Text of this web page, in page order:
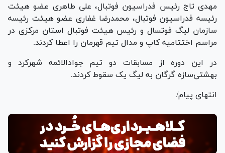
مهدی تاج رئیس فدراسیون فوتبال، علی طاهری عضو هیئت
رئیسه فدراسیون فوتبال، محمدرضا غفاری عضو هیئت رئیسه
سازمان لیگ فوتسال و رئیس هیئت فوتبال استان مرکزی در
مراسم اختتامیه کاپ و مدال تیم قهرمان را اعطا کردند.
در این دوره از مسابقات دو تیم جوادالائمه شهرکرد و
بهشتی‌سازه گرگان به لیگ یک سقوط کردند.
انتهای پیام/